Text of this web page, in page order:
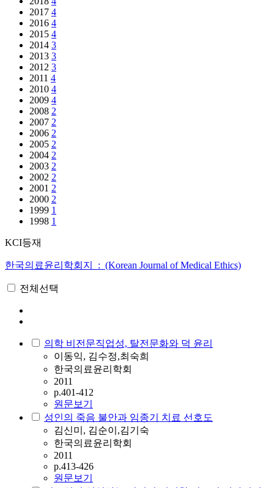
2017 4
2016 4
2015 4
2014 3
2013 3
2012 3
2011 4
2010 4
2009 4
2008 2
2007 2
2006 2
2005 2
2004 2
2003 2
2002 2
2001 2
2000 2
1999 1
1998 1
KCI등재
한국의료윤리학회지 : (Korean Journal of Medical Ethics)
전체선택
의학 비전문직업성, 탈전문화와 덕 윤리
이동익, 김수정,최숙희
한국의료윤리학회
2011
p.401-412
원문보기
성인의 죽음 불안과 임종기 치료 선호도
김신미, 김순이,김기숙
한국의료윤리학회
2011
p.413-426
원문보기